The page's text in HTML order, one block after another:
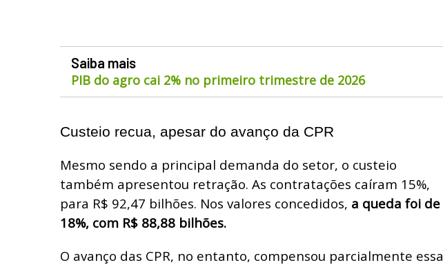
Saiba mais
PIB do agro cai 2% no primeiro trimestre de 2026
Custeio recua, apesar do avanço da CPR
Mesmo sendo a principal demanda do setor, o custeio
também apresentou retração. As contratações caíram 15%,
para R$ 92,47 bilhões. Nos valores concedidos, a queda foi de
18%, com R$ 88,88 bilhões.
O avanço das CPR, no entanto, compensou parcialmente essa